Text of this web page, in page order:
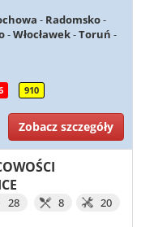
- Radomsko-
-Włocławek-Toruń -
910
Zobacz szczegóły
28 8 20